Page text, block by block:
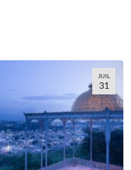
JUIL
31